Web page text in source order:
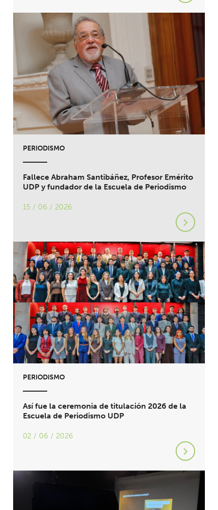
PERIODISMO
Fallece Abraham Santibáñez, Profesor Emérito
UDP y fundador de la Escuela de Periodismo
15 / 06 / 2026
PERIODISMO
Así fue la ceremonia de titulación 2026 de la
Escuela de Periodismo UDP
02 / 06 / 2026